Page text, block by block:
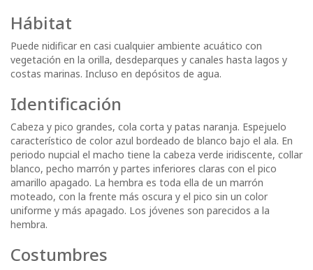
Hábitat
Puede nidificar en casi cualquier ambiente acuático con
vegetación en la orilla, desdeparques y canales hasta lagos y
costas marinas. Incluso en depósitos de agua.
Identificación
Cabeza y pico grandes, cola corta y patas naranja. Espejuelo
característico de color azul bordeado de blanco bajo el ala. En
periodo nupcial el macho tiene la cabeza verde iridiscente, collar
blanco, pecho marrón y partes inferiores claras con el pico
amarillo apagado. La hembra es toda ella de un marrón
moteado, con la frente más oscura y el pico sin un color
uniforme y más apagado. Los jóvenes son parecidos a la
hembra.
Costumbres